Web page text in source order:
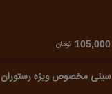
105,000 تومان
سینی مخصوص ویژه رستوران